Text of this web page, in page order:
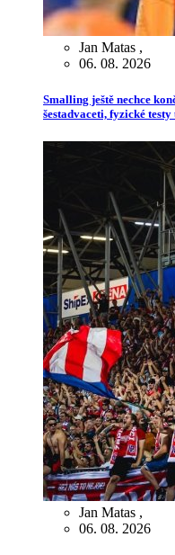
Jan Matas ,
06. 08. 2026
Smalling ještě nechce
šestadvaceti, fyzické
Jan Matas ,
06. 08. 2026